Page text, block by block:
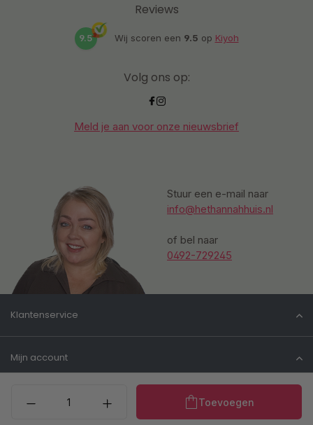
Producthoeveelheid:
Toevoegen
Stuur een e-mail naar
info@hethannahhuis.nl
of bel naar
0492-729245
Reviews
9.5 Wij scoren een 9.5 op Kiyoh
Volg ons op:
Meld je aan voor onze nieuwsbrief
Klantenservice
Mijn account
Informatie